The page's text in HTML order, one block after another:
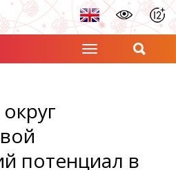
потенциал в